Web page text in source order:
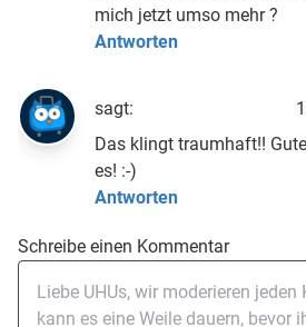
mich jetzt umso mehr ?
Antworten
sagt:
Das klingt traumhaft!!
es! :-)
Antworten
Schreibe einen Kommentar